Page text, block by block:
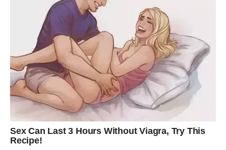
partnera. Lista njenih kriterijuma može se svrstati u
nekoliko važnih tačaka:
Pozitivan stav– muškarac koji je pored nje mora imati
osmeh na licu i širiti dobru energiju.
Samostalnost– ne želi partnera koji će zavisiti od
njenog posla ili pokušavati da se upliće u njenu
muzičku karijeru.
Profesionalna distanca– insistira da njen partner ne
treba da se bavi tehničkim stvarima u vezi sa muzikom